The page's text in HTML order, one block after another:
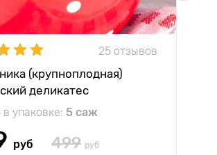
25 отзывов
(крупноплодная)
деликатес
упаковке: 5 саж
руб 499 руб